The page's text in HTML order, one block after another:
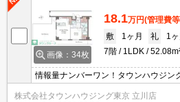
画像：34枚
18.1万円(管理費
敷
1ヶ月 礼
1ヶ
7階
1LDK
情報量ナンバーワン！タウンハウジン
株式会社タウンハウジング東京 立川店